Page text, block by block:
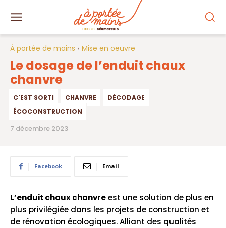
À portée de mains Mise en oeuvre
Le dosage de l’enduit chaux
chanvre
C'EST SORTI CHANVRE
DÉCODAGE
ÉCOCONSTRUCTION
7 décembre 2023
Facebook Email
L’enduit chaux chanvreest une solution de plus en
plus privilégiée dans les projets de construction et
de rénovation écologiques. Alliant des qualités